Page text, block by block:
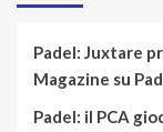
Padel: Juxtare
Magazine su
Padel: il PCA